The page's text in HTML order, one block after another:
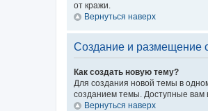
от кражи.
Вернуться наверх
Создание и размещение
Как создать новую тему?
Для создания новой темы в
созданием темы. Доступные вам
Вернуться наверх